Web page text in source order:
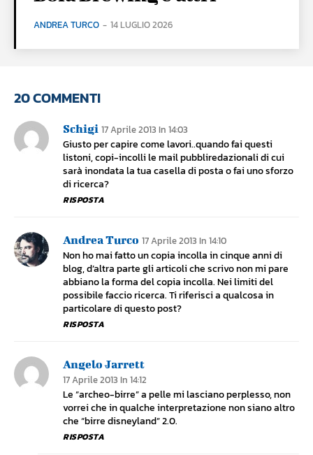
ANDREA TURCO - 14 LUGLIO 2026
20 COMMENTI
Schigi 17 Aprile 2013 In 14:03
Giusto per capire come lavori..quando fai questi
listoni, copi-incolli le mail pubbliredazionali di cui
sarà inondata la tua casella di posta o fai uno sforzo
di ricerca?
RISPOSTA
Andrea Turco 17 Aprile 2013 In 14:10
Non ho mai fatto un copia incolla in cinque anni di
blog, d’altra parte gli articoli che scrivo non mi pare
abbiano la forma del copia incolla. Nei limiti del
possibile faccio ricerca. Ti riferisci a qualcosa in
particolare di questo post?
RISPOSTA
Angelo Jarrett
17 Aprile 2013 In 14:12
Le “archeo-birre” a pelle mi lasciano perplesso, non
vorrei che in qualche interpretazione non siano altro
che “birre disneyland” 2.0.
RISPOSTA